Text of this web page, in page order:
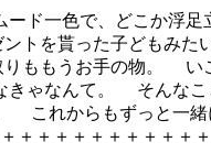
ド一色で、どこか浮
を貰った子どもみた
もうお手の物。 い
ゃなんて。 そんなこ
からもずっと一緒
＋＋＋＋＋＋＋＋＋